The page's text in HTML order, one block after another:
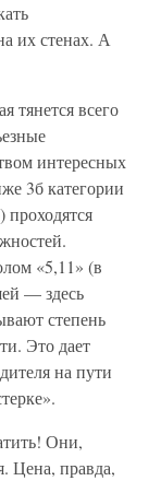
их стенах. А
тянется всего
интересных
3б категории
«5,11» (в
— здесь
степень
Это дает
на пути
Они,
Цена, правда,